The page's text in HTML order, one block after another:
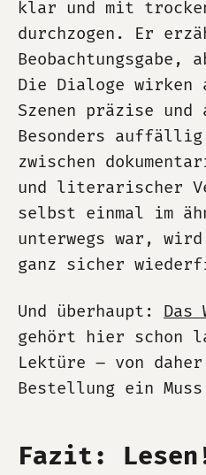
klar und mit
durchzogen. Er
Beobachtungsgabe,
Die Dialoge
Szenen präzise und
Besonders
zwischen
und literarischer
selbst einmal im
unterwegs war,
ganz sicher
Und überhaupt: Das
gehört hier schon
Lektüre – von
Bestellung ein
Fazit: